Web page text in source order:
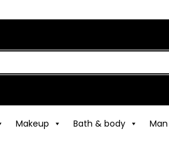
Makeup Bath & body